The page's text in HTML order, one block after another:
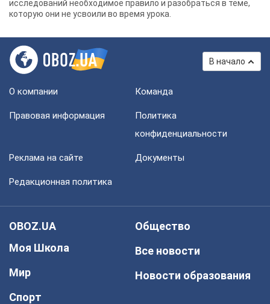
исследований необходимое правило и разобраться в теме,
которую они не усвоили во время урока.
В начало
О компании Команда
Правовая информация
Политика
конфиденциальности
Реклама на сайте Документы
Редакционная политика
OBOZ.UA
Моя Школа
Мир
Спорт
Общество
Все новости
Новости образования